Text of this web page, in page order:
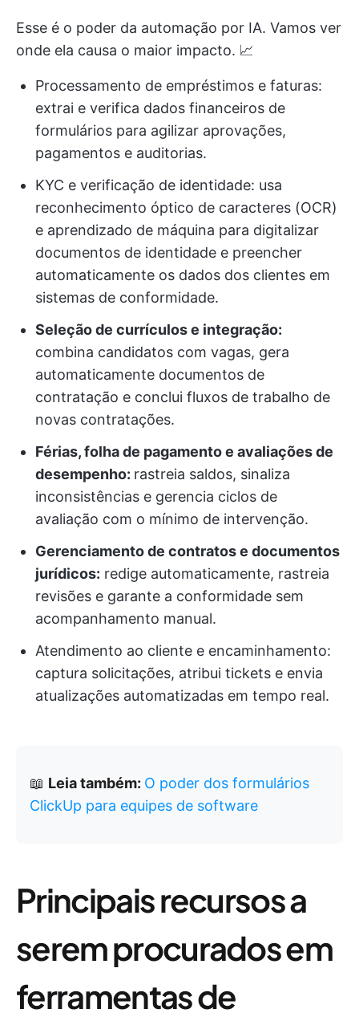
Esse é o poder da automação por IA. Vamos ver
onde ela causa o maior impacto. 📈
Processamento de empréstimos e faturas:
extrai e verifica dados financeiros de
formulários para agilizar aprovações,
pagamentos e auditorias.
KYC e verificação de identidade: usa
reconhecimento óptico de caracteres (OCR)
e aprendizado de máquina para digitalizar
documentos de identidade e preencher
automaticamente os dados dos clientes em
sistemas de conformidade.
Seleção de currículos e integração:
combina candidatos com vagas, gera
automaticamente documentos de
contratação e conclui fluxos de trabalho de
novas contratações.
Férias, folha de pagamento e avaliações de
desempenho: rastreia saldos, sinaliza
inconsistências e gerencia ciclos de
avaliação com o mínimo de intervenção.
Gerenciamento de contratos e documentos
jurídicos: redige automaticamente, rastreia
revisões e garante a conformidade sem
acompanhamento manual.
Atendimento ao cliente e encaminhamento:
captura solicitações, atribui tickets e envia
atualizações automatizadas em tempo real.
📖 Leia também: O poder dos formulários
ClickUp para equipes de software
Principais recursos a
serem procurados em
ferramentas de